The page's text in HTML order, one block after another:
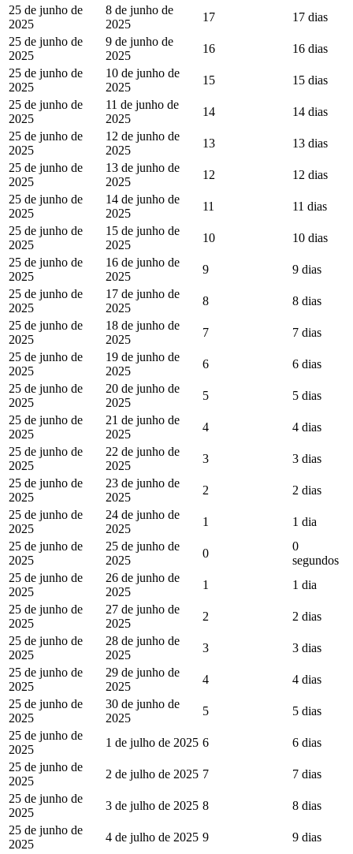
25 de junho de
2025
8 de junho de
2025
17
17 dias
25 de junho de
2025
9 de junho de
2025
16
16 dias
25 de junho de
2025
10 de junho de
2025
15
15 dias
25 de junho de
2025
11 de junho de
2025
14
14 dias
25 de junho de
2025
12 de junho de
2025
13
13 dias
25 de junho de
2025
13 de junho de
2025
12
12 dias
25 de junho de
2025
14 de junho de
2025
11
11 dias
25 de junho de
2025
15 de junho de
2025
10
10 dias
25 de junho de
2025
16 de junho de
2025
9
9 dias
25 de junho de
2025
17 de junho de
2025
8
8 dias
25 de junho de
2025
18 de junho de
2025
7
7 dias
25 de junho de
2025
19 de junho de
2025
6
6 dias
25 de junho de
2025
20 de junho de
2025
5
5 dias
25 de junho de
2025
21 de junho de
2025
4
4 dias
25 de junho de
2025
22 de junho de
2025
3
3 dias
25 de junho de
2025
23 de junho de
2025
2
2 dias
25 de junho de
2025
24 de junho de
2025
1
1 dia
25 de junho de
2025
25 de junho de
2025
0
0
segundos
25 de junho de
2025
26 de junho de
2025
1
1 dia
25 de junho de
2025
27 de junho de
2025
2
2 dias
25 de junho de
2025
28 de junho de
2025
3
3 dias
25 de junho de
2025
29 de junho de
2025
4
4 dias
25 de junho de
2025
30 de junho de
2025
5
5 dias
25 de junho de
2025
1 de julho de 2025 6
6 dias
25 de junho de
2025
2 de julho de 2025 7
7 dias
25 de junho de
2025
3 de julho de 2025 8
8 dias
25 de junho de
2025
4 de julho de 2025 9
9 dias